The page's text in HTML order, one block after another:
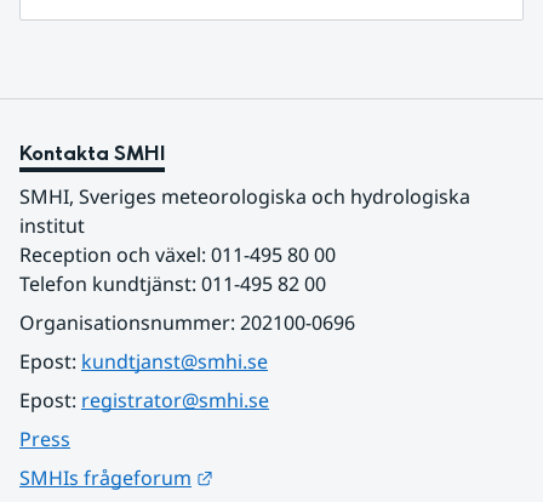
Kontakta SMHI
SMHI, Sveriges meteorologiska och hydrologiska
institut
Reception och växel: 011-495 80 00
Telefon kundtjänst: 011-495 82 00
Organisationsnummer: 202100-0696
Epost: kundtjanst@smhi.se
Epost: registrator@smhi.se
Press
SMHIs frågeforum